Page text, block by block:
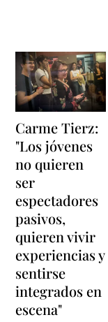
Carme Tierz:
"Los jóvenes
no quieren
ser
espectadores
pasivos,
quieren vivir
experiencias y
sentirse
integrados en
escena"